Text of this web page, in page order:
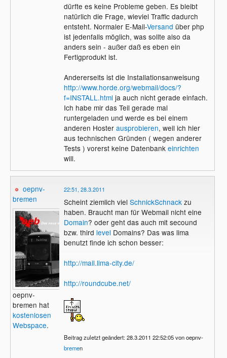
dürfte es keine Probleme geben. Es bleibt
natürlich die Frage, wieviel Traffic dadurch
entsteht. Normaler E-Mail-Versand über php
ist jedenfalls möglich, was sollte also da
anders sein - außer daß es eben ein
Fertigprodukt ist.
Andererseits ist die Installationsanweisung
http://www.horde.org/webmail/docs/?
f=INSTALL.html ja auch nicht gerade einfach.
Ich habe mir das Teil gerade mal
runtergeladen und werde es bei einem
anderen Hoster ausprobieren, weil ich hier
aus technischen Gründen ( wegen anderer
Tests ) vorerst keine Datenbank einrichten
will.
oepnv-
bremen
oepnv-
bremen hat
kostenlosen
Webspace.
22:51, 28.3.2011
Scheint ziemlich viel SchnickSchnack zu
haben. Braucht man für Webmail nicht eine
Domain? oder geht das auch mit secound
bzw. third level Domains? Das was lima
benutzt finde ich schon besser:
http://mail.lima-city.de/
http://roundcube.net/
Beitrag zuletzt geändert: 28.3.2011 22:52:05 von oepnv-
bremen